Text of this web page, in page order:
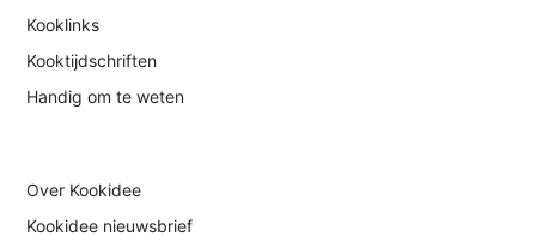
Kooklinks
Kooktijdschriften
Handig om te weten
Over Kookidee
Kookidee nieuwsbrief